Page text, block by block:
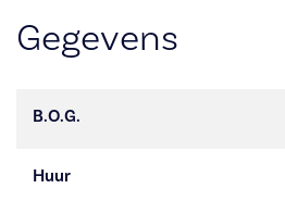
Gegevens
B.O.G.
Huur